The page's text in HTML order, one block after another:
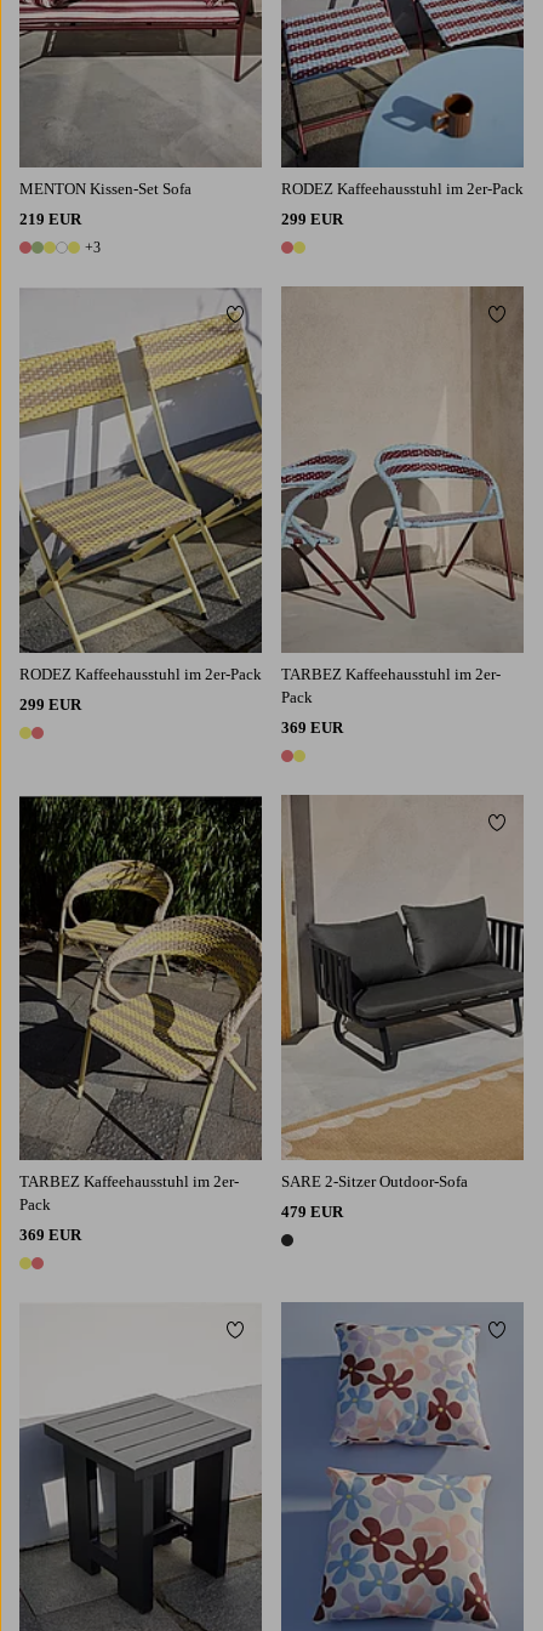
MENTON Kissen-Set Sofa
219 EUR
8 Farben
+3
RODEZ Kaffeehausstuhl im 2er-Pack
299 EUR
2 Farben
RODEZ Kaffeehausstuhl im 2er-Pack
299 EUR
2 Farben
Zu Favoriten hinzufügen
TARBEZ Kaffeehausstuhl im 2er-
Pack
369 EUR
2 Farben
Zu
TARBEZ Kaffeehausstuhl im 2er-
Pack
369 EUR
2 Farben
Zu Favoriten hinzufügen
SARE 2-Sitzer Outdoor-Sofa
479 EUR
1 Farbe
Zu
Zu Favoriten hinzufügen Zu